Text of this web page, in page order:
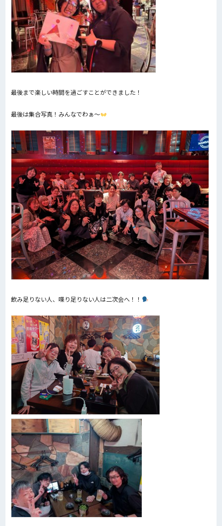
最後まで楽しい時間を過ごすことができました！
最後は集合写真！みんなでわぁ〜
飲み足りない人、喋り足りない人は二次会へ！！